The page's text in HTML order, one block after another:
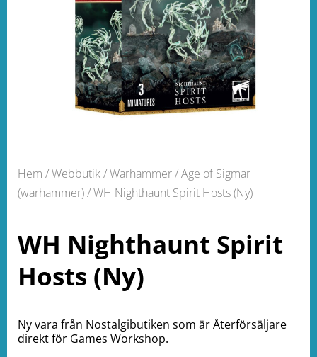
Hem /Webbutik/Warhammer/Age of Sigmar
(warhammer)/ WH Nighthaunt Spirit Hosts (Ny)
WH Nighthaunt Spirit
Hosts (Ny)
Ny vara från Nostalgibutiken som är Återförsäljare
direkt för Games Workshop.